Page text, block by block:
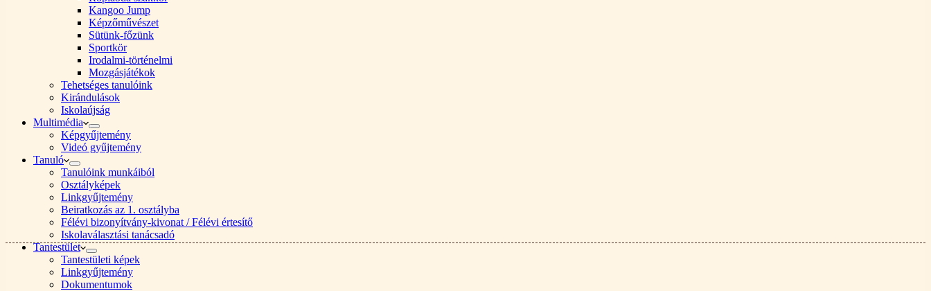
Kangoo Jump
Képzőművészet
Sütünk-főzünk
Sportkör
Irodalmi-történelmi
Mozgásjátékok
Tehetséges tanulóink
Kirándulások
Iskolaújság
Multimédia
Képgyűjtemény
Videó gyűjtemény
Tanuló
Tanulóink munkáiból
Osztályképek
Linkgyűjtemény
Beiratkozás az 1. osztályba
Félévi bizonyítvány-kivonat / Félévi értesítő
Iskolaválasztási tanácsadó
Tantestület
Tantestületi képek
Linkgyűjtemény
Dokumentumok